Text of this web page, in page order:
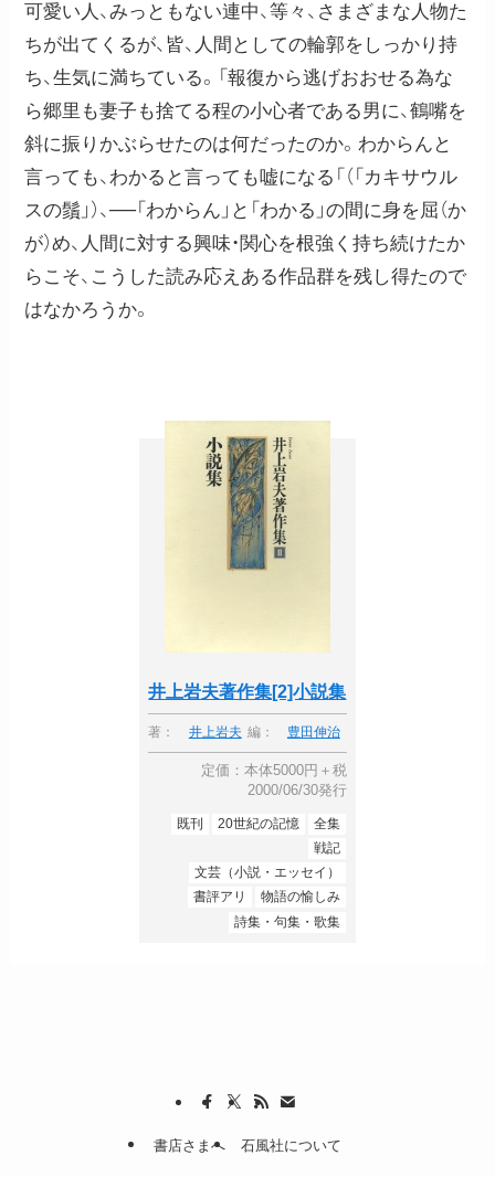
可愛い人、みっともない連中、等々、さまざまな人物た
ちが出てくるが、皆、人間としての輪郭をしっかり持
ち、生気に満ちている。「報復から逃げおおせる為な
ら郷里も妻子も捨てる程の小心者である男に、鶴嘴を
斜に振りかぶらせたのは何だったのか。わからんと
言っても、わかると言っても嘘になる「（「カキサウル
スの鬚」）、──「わからん」と「わかる」の間に身を屈（か
が）め、人間に対する興味・関心を根強く持ち続けたか
らこそ、こうした読み応えある作品群を残し得たので
はなかろうか。
井上岩夫著作集[2]小説集
著： 井上岩夫 編： 豊田伸治
定価：本体5000円＋税
2000/06/30発行
既刊 20世紀の記憶
全集
戦記
文芸（小説・エッセイ）
書評アリ
物語の愉しみ
詩集・句集・歌集
書店さまへ 石風社について